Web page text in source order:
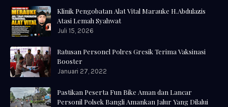
Klinik Pengobatan Alat Vital Marauke H.Abdulazis
Atasi Lemah Syahwat
Juli 15, 2026
Ratusan Personel Polres Gresik Terima Vaksinasi
Booster
Januari 27, 2022
Pastikan Peserta Fun Bike Aman dan Lancar
Personil Polsek Bangli Amankan Jalur Yang Dilalui